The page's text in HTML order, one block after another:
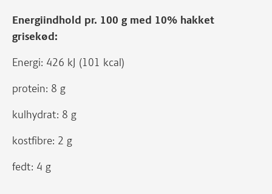
Energiindhold pr. 100 g med 10% hakket
grisekød:
Energi: 426 kJ (101 kcal)
protein: 8 g
kulhydrat: 8 g
kostfibre: 2 g
fedt: 4 g